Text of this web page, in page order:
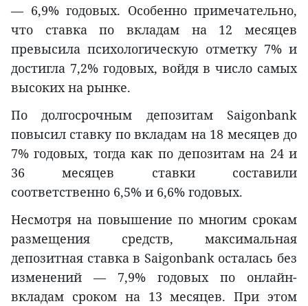
— 6,9% годовых. Особенно примечательно,
что ставка по вкладам на 12 месяцев
превысила психологическую отметку 7% и
достигла 7,2% годовых, войдя в число самых
высоких на рынке.
По долгосрочным депозитам Saigonbank
повысил ставку по вкладам на 18 месяцев до
7% годовых, тогда как по депозитам на 24 и
36 месяцев ставки составили
соответственно 6,5% и 6,6% годовых.
Несмотря на повышение по многим срокам
размещения средств, максимальная
депозитная ставка в Saigonbank осталась без
изменений — 7,9% годовых по онлайн-
вкладам сроком на 13 месяцев. При этом